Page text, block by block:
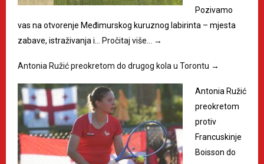
Pozivamo
vas na otvorenje Međimurskog kuruznog labirinta – mjesta
zabave, istraživanja i…
Pročitaj više… →
Antonia Ružić preokretom do drugog kola u Torontu →
Antonia Ružić
preokretom
protiv
Francuskinje
Boisson do